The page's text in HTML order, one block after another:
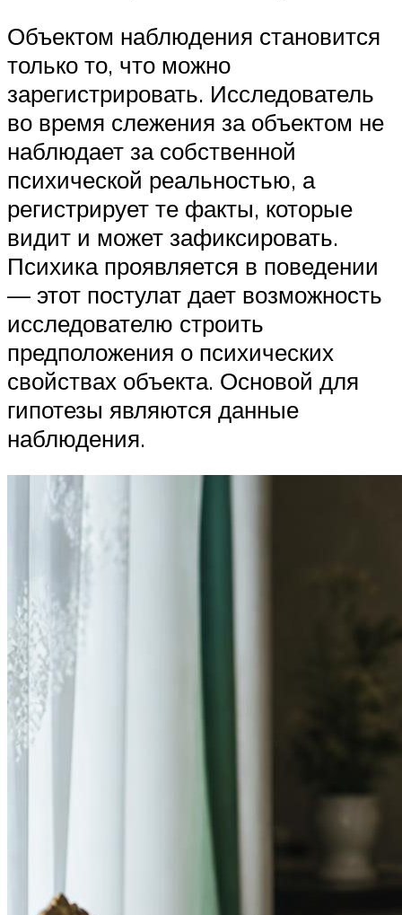
Объектом наблюдения становится
только то, что можно
зарегистрировать. Исследователь
во время слежения за объектом не
наблюдает за собственной
психической реальностью, а
регистрирует те факты, которые
видит и может зафиксировать.
Психика проявляется в поведении
— этот постулат дает возможность
исследователю строить
предположения о психических
свойствах объекта. Основой для
гипотезы являются данные
наблюдения.